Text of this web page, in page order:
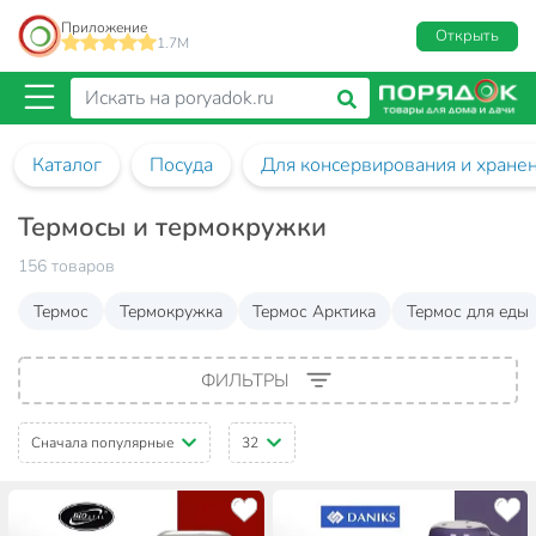
Приложение
1.7M
Открыть
Каталог Посуда Для консервирования и
Термосы и термокружки
156 товаров
Термос
Термокружка Термос Арктика Термос для еды
ФИЛЬТРЫ
Сначала популярные 32